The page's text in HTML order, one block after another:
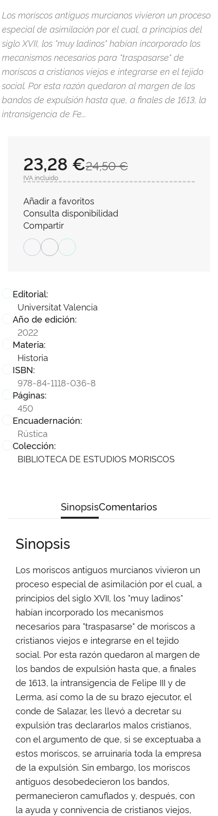
Los moriscos antiguos murcianos vivieron un proceso
especial de asimilación por el cual, a principios del
siglo XVII, los "muy ladinos" habían incorporado los
mecanismos necesarios para "traspasarse" de
moriscos a cristianos viejos e integrarse en el tejido
social. Por esta razón quedaron al margen de los
bandos de expulsión hasta que, a finales de 1613, la
intransigencia de Fe...
Editorial:
Universitat Valencia
Año de edición:
2022
Materia:
Historia
ISBN:
978-84-1118-036-8
Páginas:
450
Encuadernación:
Rústica
Colección:
BIBLIOTECA DE ESTUDIOS MORISCOS
24,50 €
23,28 €
IVA incluido
Añadir a favoritos
Consulta disponibilidad
Compartir
SinopsisComentarios
Sinopsis
Los moriscos antiguos murcianos vivieron un
proceso especial de asimilación por el cual, a
principios del siglo XVII, los "muy ladinos"
habían incorporado los mecanismos
necesarios para "traspasarse" de moriscos a
cristianos viejos e integrarse en el tejido
social. Por esta razón quedaron al margen de
los bandos de expulsión hasta que, a finales
de 1613, la intransigencia de Felipe III y de
Lerma, así como la de su brazo ejecutor, el
conde de Salazar, les llevó a decretar su
expulsión tras declararlos malos cristianos,
con el argumento de que, si se exceptuaba a
estos moriscos, se arruinaría toda la empresa
de la expulsión. Sin embargo, los moriscos
antiguos desobedecieron los bandos,
permanecieron camuflados y, después, con
la ayuda y connivencia de cristianos viejos,